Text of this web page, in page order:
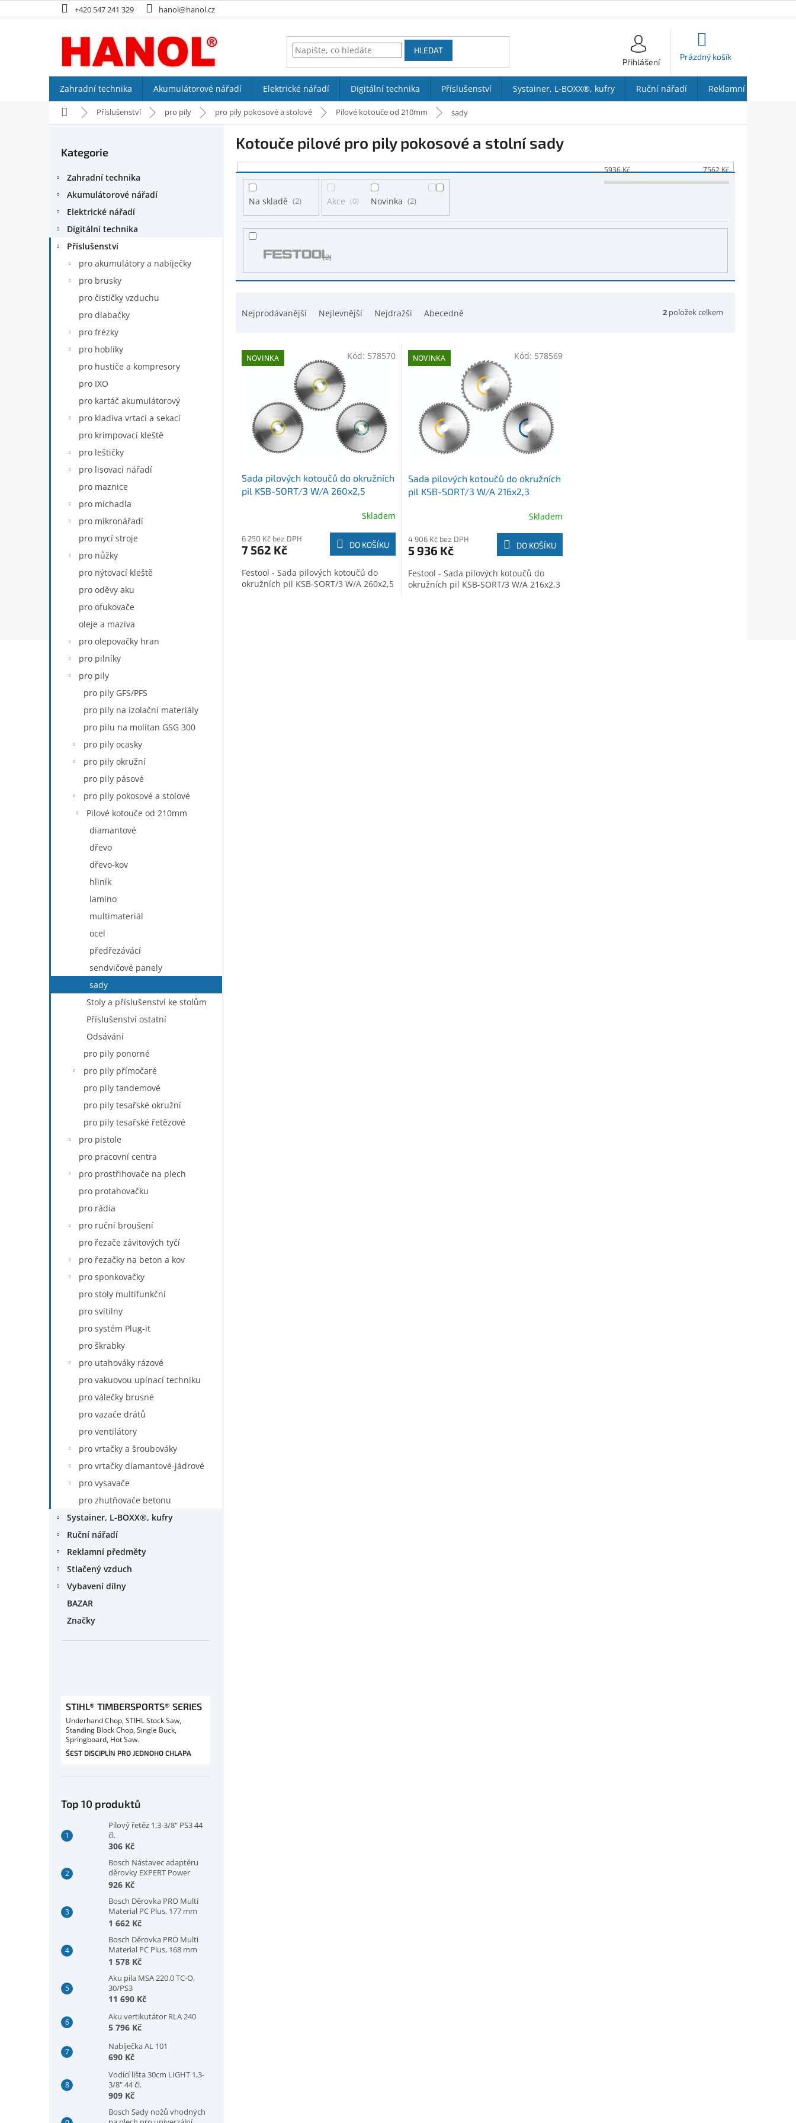
na
+420 547 241 329 hanol@hanol.cz
HLEDAT
Přihlášení
Prázdný košík
Zahradní technika Akumulátorové nářadí Elektrické nářadí Digitální technika Příslušenství Systainer, L-BOXX®, kufry Ruční nářadí Reklamní předměty
Domů Příslušenství pro pily pro pily pokosové a stolové Pilové kotouče od 210mm sady
í
Přeskočit
Kategorie
Zahradní technika
Akumulátorové nářadí
Elektrické nářadí
Digitální technika
Příslušenství
pro akumulátory a nabíječky
pro brusky
pro čističky vzduchu
pro dlabačky
pro frézky
pro hoblíky
pro hustiče a kompresory
pro IXO
pro kartáč akumulátorový
pro kladiva vrtací a sekací
pro krimpovací kleště
pro leštičky
pro lisovací nářadí
pro maznice
pro míchadla
pro mikronářadí
pro mycí stroje
pro nůžky
pro nýtovací kleště
pro oděvy aku
pro ofukovače
oleje a maziva
pro olepovačky hran
pro pilníky
pro pily
pro pily GFS/PFS
pro pily na izolační materiály
pro pilu na molitan GSG 300
pro pily ocasky
pro pily okružní
pro pily pásové
pro pily pokosové a stolové
Pilové kotouče od 210mm
diamantové
dřevo
dřevo-kov
hliník
lamino
multimateriál
ocel
předřezávácí
sendvičové panely
sady
Stoly a příslušenství ke stolům
Příslušenství ostatní
Odsávání
pro pily ponorné
pro pily přímočaré
pro pily tandemové
pro pily tesařské okružní
pro pily tesařské řetězové
pro pistole
pro pracovní centra
pro prostřihovače na plech
pro protahovačku
pro rádia
pro ruční broušení
pro řezače závitových tyčí
pro řezačky na beton a kov
pro sponkovačky
pro stoly multifunkční
pro svítilny
pro systém Plug-it
pro škrabky
pro utahováky rázové
pro vakuovou upínací techniku
pro válečky brusné
pro vazače drátů
pro ventilátory
pro vrtačky a šroubováky
pro vrtačky diamantové-jádrové
pro vysavače
pro zhutňovače betonu
Systainer, L-BOXX®, kufry
Ruční nářadí
Reklamní předměty
Stlačený vzduch
Vybavení dílny
BAZAR
Značky
STIHL® TIMBERSPORTS® SERIES
Underhand Chop, STIHL Stock Saw,
Standing Block Chop, Single Buck,
Springboard, Hot Saw.
ŠEST DISCIPLÍN PRO JEDNOHO CHLAPA
Top 10 produktů
Pilový řetěz 1,3-3/8" PS3 44
čl.
306 Kč
Bosch Nástavec adaptéru
děrovky EXPERT Power
Change Plus, šestihranná
(2608902032)
926 Kč
Bosch Děrovka PRO Multi
Material PC Plus, 177 mm
(2608594421)
1 662 Kč
Bosch Děrovka PRO Multi
Material PC Plus, 168 mm
(2608594420)
1 578 Kč
Aku pila MSA 220.0 TC-O,
30/PS3
11 690 Kč
Aku vertikutátor RLA 240
5 796 Kč
Nabíječka AL 101
690 Kč
Vodící lišta 30cm LIGHT 1,3-
3/8" 44 čl.
909 Kč
Bosch Sady nožů vhodných
Kotouče pilové pro pily pokosové a stolní sady
n
Nejprodávanější Nejlevnější Nejdražší Abecedně 2 položek celkem
5936Kč 7562Kč
Na skladě 2 Akce 0 Novinka 2
2
V
u
NOVINKA
Sada pilových kotoučů do okružních
pil KSB-SORT/3 W/A 260x2,5
Skladem
6 250 Kč bez DPH
7 562 Kč DO KOŠÍKU
Festool - Sada pilových kotoučů do
okružních pil KSB-SORT/3 W/A 260x2,5
Kód: 578570 NOVINKA
Sada pilových kotoučů do okružních
pil KSB-SORT/3 W/A 216x2,3
Skladem
4 906 Kč bez DPH
5 936 Kč DO KOŠÍKU
Festool - Sada pilových kotoučů do
okružních pil KSB-SORT/3 W/A 216x2,3
Kód: 578569